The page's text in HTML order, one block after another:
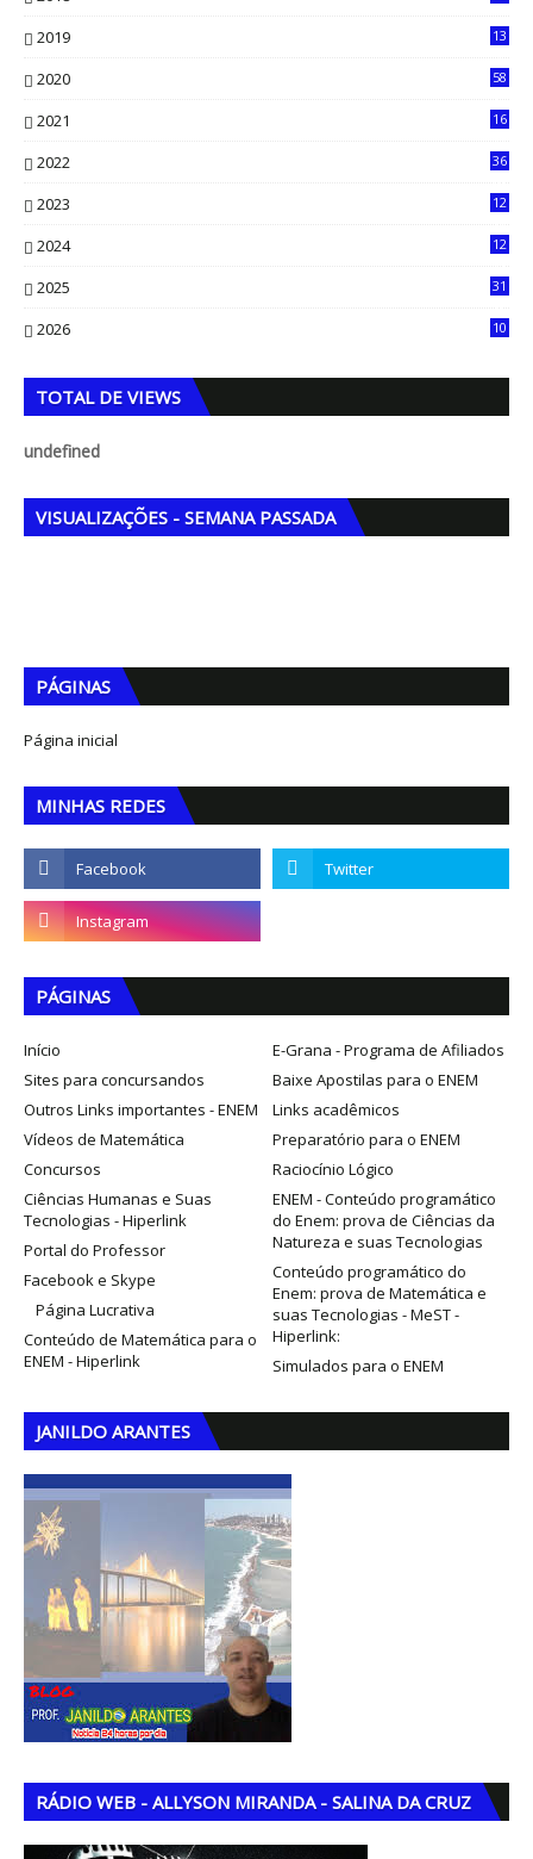
2019
13
2020
58
2021
16
2022
36
2023
12
2024
12
2025
31
2026
10
TOTAL DE VIEWS
undefned
VISUALIZAÇÕES - SEMANA PASSADA
PÁGINAS
Página inicial
MINHAS REDES
PÁGINAS
Início
E-Grana - Programa de Afiliados
Sites para concursandos
Baixe Apostilas para o ENEM
Outros Links importantes - ENEM
Links acadêmicos
Vídeos de Matemática
Preparatório para o ENEM
Concursos
Raciocínio Lógico
Ciências Humanas e Suas
Tecnologias - Hiperlink
ENEM - Conteúdo programático
do Enem: prova de Ciências da
Natureza e suas Tecnologias
Portal do Professor
Conteúdo programático do
Enem: prova de Matemática e
suas Tecnologias - MeST -
Hiperlink:
Facebook e Skype
Página Lucrativa
Conteúdo de Matemática para o
ENEM - Hiperlink
Simulados para o ENEM
JANILDO ARANTES
RÁDIO WEB - ALLYSON MIRANDA - SALINA DA CRUZ